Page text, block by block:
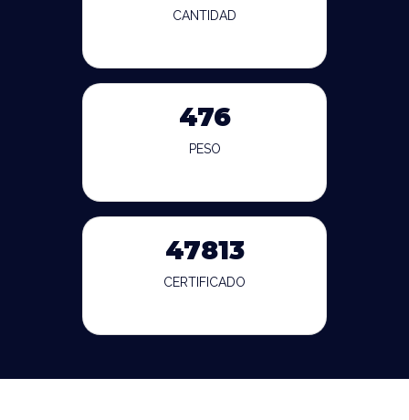
CANTIDAD
476
PESO
47813
CERTIFICADO